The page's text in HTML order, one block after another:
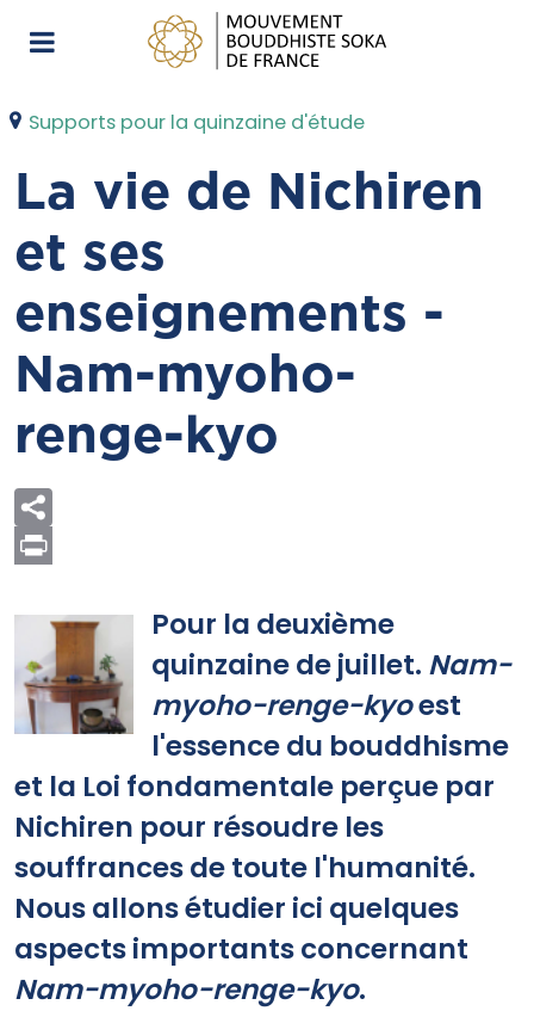
Supports pour la quinzaine d'étude
La vie de Nichiren
et ses
enseignements -
Nam-myoho-
renge-kyo
Pour la deuxième
quinzaine de juillet. Nam-
myoho-renge-kyoest
l'essence du bouddhisme
et la Loi fondamentale perçue par
Nichiren pour résoudre les
souffrances de toute l'humanité.
Nous allons étudier ici quelques
aspects importants concernant
Nam-myoho-renge-kyo.